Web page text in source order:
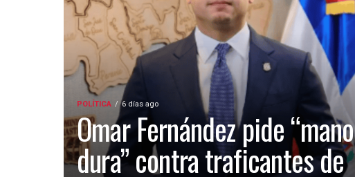
POLÍTICA 6 días ago
Omar Fernández pide “mano
dura” contra traficantes de